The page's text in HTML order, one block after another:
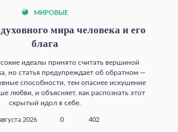
МИРОВЫЕ
мира человека и его
блага
идеалы принято считать вершиной
но статья предупреждает об обратном —
способности, тем опаснее искушение
любви, и объясняет, как распознать этот
скрытый идол в себе.
2026 0 402